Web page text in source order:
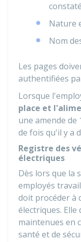
constaté
Nature
Nom
Les pages
authentifiées
Lorsque
place et
une amende de
de fois qu'il y a
Registre des
électriques
Dès lors que la
employés
doit procéder à
électriques.
maintenues en
santé et de